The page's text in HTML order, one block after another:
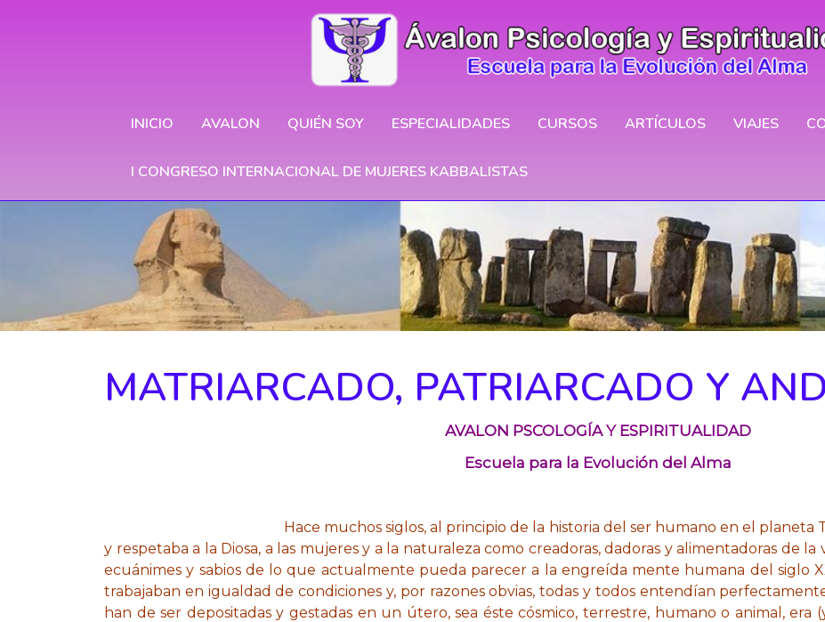
INICIO AVALON QUIÉN SOY ESPECIALIDADES CURSOS ARTÍCULOS VIAJES
I CONGRESO INTERNACIONAL DE MUJERES KABBALISTAS
MATRIARCADO, PATRIARCADO Y
AVALON PSCOLOGÍA Y ESPIRITUALIDAD
Escuela para la Evolución del Alma
Hace muchos siglos, al principio de la historia del ser humano en el planeta
y respetaba a la Diosa, a las mujeres y a la naturaleza como creadoras, dadoras y alimentadoras de
ecuánimes y sabios de lo que actualmente pueda parecer a la engreída mente humana del siglo
trabajaban en igualdad de condiciones y, por razones obvias, todas y todos entendían
han de ser depositadas y gestadas en un útero, sea éste cósmico, terrestre, humano o animal, era